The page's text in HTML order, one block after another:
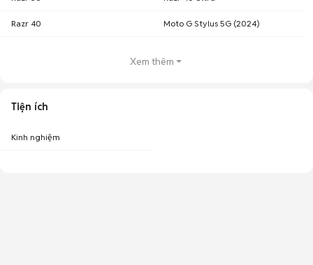
Razr 40 Moto G Stylus 5G (2024)
Xem thêm
Tiện ích
Kinh nghiệm